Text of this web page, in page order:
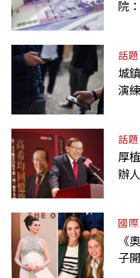
院
話題
城
演
話題
厚
辦
國際
《
子